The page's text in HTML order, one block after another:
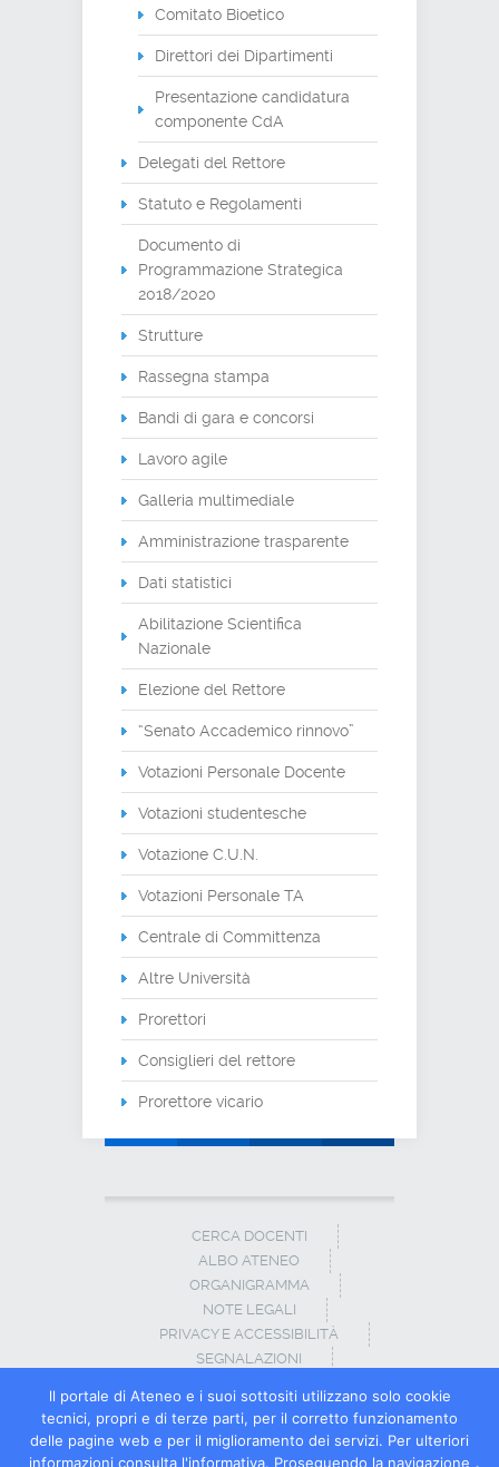
Comitato Bioetico
Direttori dei Dipartimenti
Presentazione candidatura
componente CdA
Delegati del Rettore
Statuto e Regolamenti
Documento di
Programmazione Strategica
2018/2020
Strutture
Rassegna stampa
Bandi di gara e concorsi
Lavoro agile
Galleria multimediale
Amministrazione trasparente
Dati statistici
Abilitazione Scientifica
Nazionale
Elezione del Rettore
“Senato Accademico rinnovo”
Votazioni Personale Docente
Votazioni studentesche
Votazione C.U.N.
Votazioni Personale TA
Centrale di Committenza
Altre Università
Prorettori
Consiglieri del rettore
Prorettore vicario
CERCA DOCENTI
ALBO ATENEO
ORGANIGRAMMA
NOTE LEGALI
PRIVACY E ACCESSIBILITÀ
SEGNALAZIONI
© Copyright Università degli Studi del
Molise · Tel +39 0874 40 41 ·Numero verde
ll portale di Ateneo e i suoi sottositi utilizzano solo cookie
tecnici, propri e di terze parti, per il corretto funzionamento
delle pagine web e per il miglioramento dei servizi. Per ulteriori
informazioni consulta l'informativa. Proseguendo la navigazione